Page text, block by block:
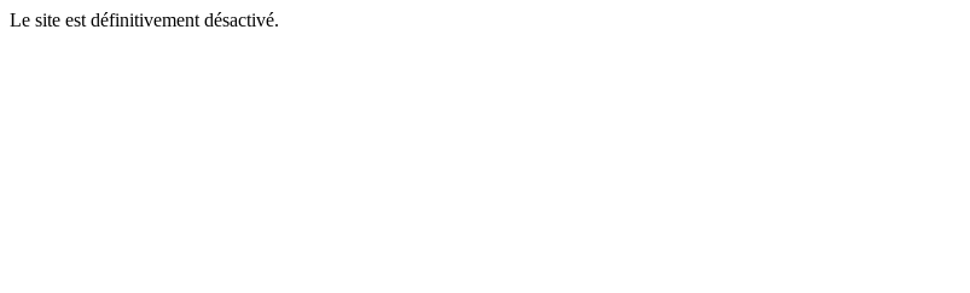
Le site est définitivement désactivé.